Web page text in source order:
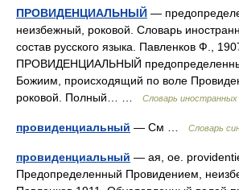
ПРОВИДЕНЦИАЛЬНЫЙ —
неизбежный, роковой. Словарь
состав русского языка. Павленков Ф.,
ПРОВИДЕНЦИАЛЬНЫЙ
Божиим, происходящий по воле
роковой. Полный… …
Словарь иностранных
провиденциальный — См … Словарь
провиденциальный — ая, ое.
Предопределенный Провидением,